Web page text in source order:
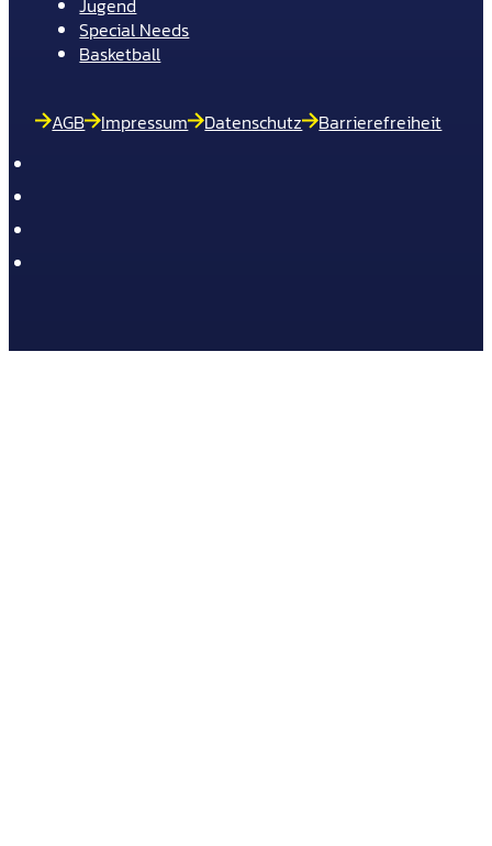
Special Needs
Basketball
AGB Impressum Datenschutz Barrierefreiheit